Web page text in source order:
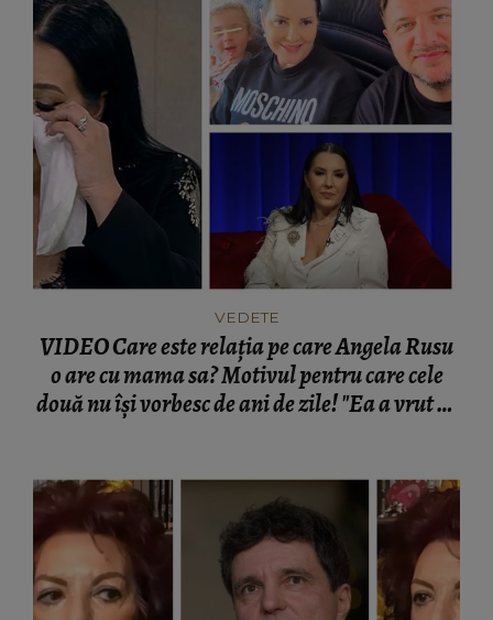
VEDETE
VIDEO Care este relația pe care Angela Rusu
o are cu mama sa? Motivul pentru care cele
două nu își vorbesc de ani de zile! "Ea a vrut să